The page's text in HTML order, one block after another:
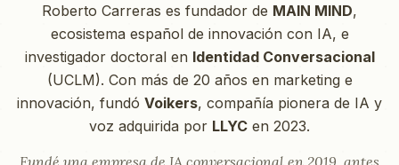
Roberto Carreras es fundador de MAIN MIND,
ecosistema español de innovación con IA, e
investigador doctoral en Identidad Conversacional
(UCLM). Con más de 20 años en marketing e
innovación, fundó Voikers, compañía pionera de IA y
voz adquirida por LLYC en 2023.
Fundé una empresa de IA conversacional en 2019, antes